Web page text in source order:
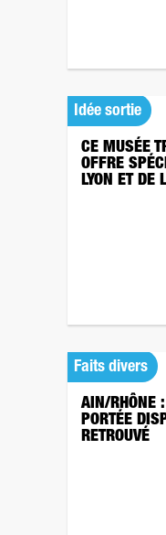
Idée sortie
CE MUSÉE
OFFRE
LYON ET DE
Faits divers
AIN/RHÔNE
PORTÉE
RETROUVÉ